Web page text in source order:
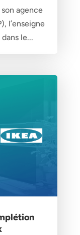
agence
l’enseigne
le...